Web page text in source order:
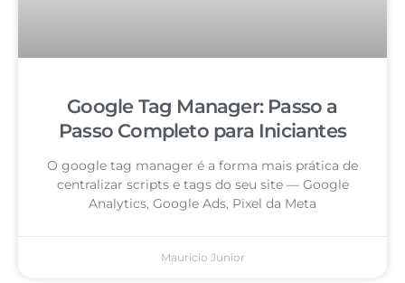
Google Tag Manager: Passo a
Passo Completo para Iniciantes
O google tag manager é a forma mais prática de
centralizar scripts e tags do seu site — Google
Analytics, Google Ads, Pixel da Meta
Mauricio Junior